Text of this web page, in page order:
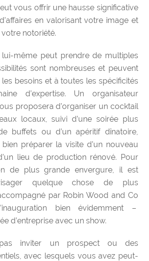
vous offrir une hausse significative
en valorisant votre image et
notoriété.
lui-même peut prendre de multiples
sont nombreuses et peuvent
les besoins et à toutes les spécificités
d’expertise. Un organisateur
proposera d’organiser un cocktail
locaux, suivi d’une soirée plus
buffets ou d’un apéritif dînatoire,
préparer la visite d’un nouveau
lieu de production rénové. Pour
de plus grande envergure, il est
quelque chose de plus
par Robin Wood and Co
bien évidemment –
d’entreprise avec un show.
inviter un prospect ou des
avec lesquels vous avez peut-